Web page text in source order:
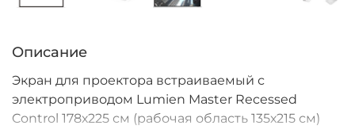
Описание
Экран для проектора встраиваемый с
электроприводом Lumien Master Recessed
Control 178х225 см (рабочая область 135х215 см)